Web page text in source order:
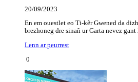
20/09/2023
En em ouestlet eo Ti-kêr Gwened da
brezhoneg dre sinañ ur Garta nevez gant
Lenn ar peurrest
0